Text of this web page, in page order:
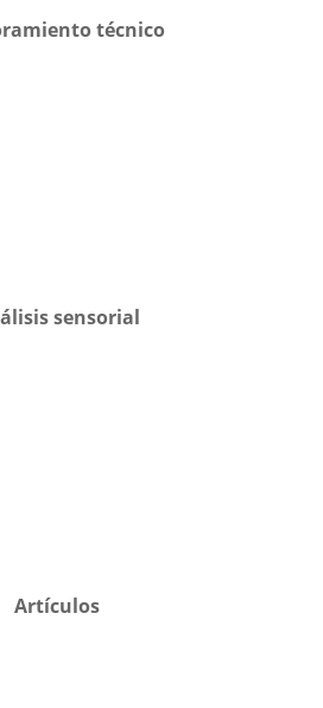
técnico
sensorial
Artículos